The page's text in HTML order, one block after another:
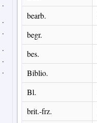
bearb.
begr.
bes.
Biblio.
Bl.
brit.-frz.